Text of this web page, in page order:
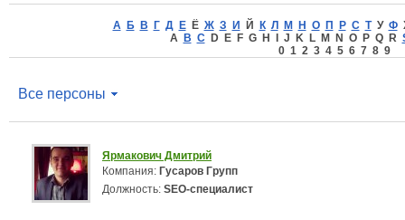
А Б В Г Д ЕЁ Ж З И Й К Л М Н О П Р С ТУ Ф
A B CD E F G H I J K L M N O P Q R
0 1 2 3 4 5 6 7 8 9
Все персоны
Ярмакович Дмитрий
Компания: Гусаров Групп
Должность: SEO-специалист